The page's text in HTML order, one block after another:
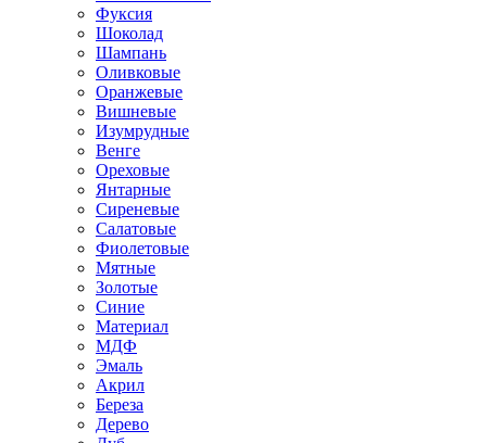
Фуксия
Шоколад
Шампань
Оливковые
Оранжевые
Вишневые
Изумрудные
Венге
Ореховые
Янтарные
Сиреневые
Салатовые
Фиолетовые
Мятные
Золотые
Синие
Материал
МДФ
Эмаль
Акрил
Береза
Дерево